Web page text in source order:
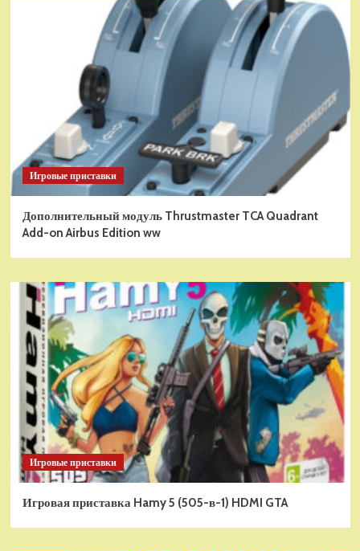
Игровые приставки
Дополнительный модуль Thrustmaster TCA Quadrant
Add-on Airbus Edition ww
Игровые приставки
Игровая приставка Hamy 5 (505-в-1) HDMI GTA